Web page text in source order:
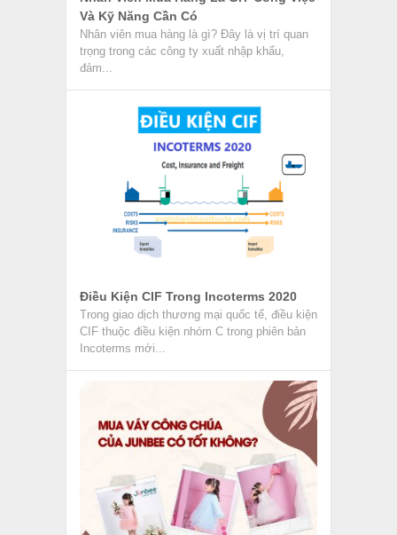
Và Kỹ Năng Cần Có
Nhân viên mua hàng là gì? Đây là vị trí quan
trọng trong các công ty xuất nhập khẩu,
đảm...
Điều Kiện CIF Trong Incoterms 2020
Trong giao dịch thương mại quốc tế, điều kiện
CIF thuộc điều kiện nhóm C trong phiên bản
Incoterms mới...